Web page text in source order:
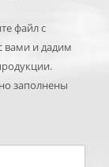
файл с
вами и дадим
заполнены